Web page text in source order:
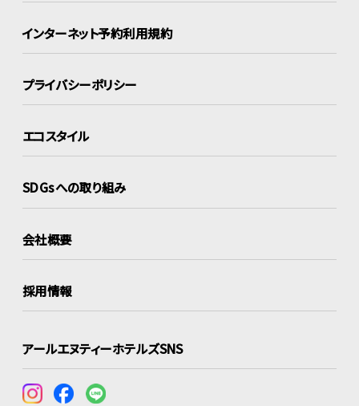
インターネット予約利用規約
プライバシーポリシー
エコスタイル
SDGsへの取り組み
会社概要
採用情報
アールエヌティーホテルズSNS